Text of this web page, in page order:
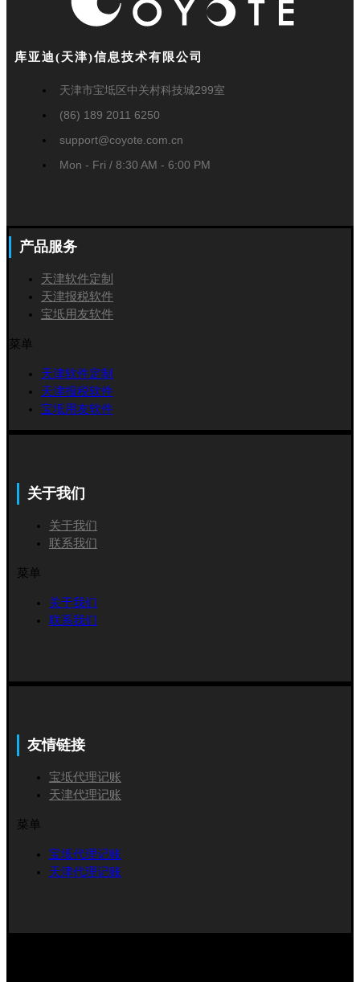
库亚迪(天津)信息技术有限公司
天津市宝坻区中关村科技城299室
(86) 189 2011 6250
support@coyote.com.cn
Mon - Fri / 8:30 AM - 6:00 PM
产品服务
天津软件定制
天津报税软件
宝坻用友软件
菜单
天津软件定制
天津报税软件
宝坻用友软件
关于我们
关于我们
联系我们
菜单
关于我们
联系我们
友情链接
宝坻代理记账
天津代理记账
菜单
宝坻代理记账
天津代理记账